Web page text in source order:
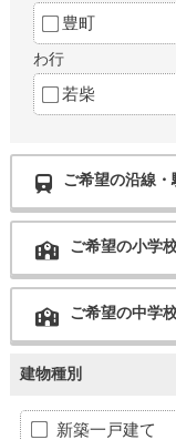
豊町
わ行
若柴
ご希望の沿線
ご希望の小学
ご希望の中学
建物種別
新築一戸建て